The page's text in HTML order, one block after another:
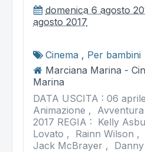
domenica 6 agosto
agosto 2017
Cinema , Per bambini
Marciana Marina -
Marina
DATA USCITA : 06
Animazione ,
2017 REGIA : Kelly
Lovato , Rainn Wilson ,
Jack McBrayer , Danny